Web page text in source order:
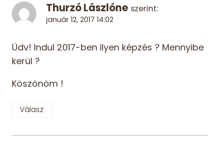
Thurzó Lászlóne szerint:
január 12, 2017 14:02
Üdv! Indul 2017-ben ilyen képzés ? Mennyibe
kerül ?
Köszönöm !
Válasz